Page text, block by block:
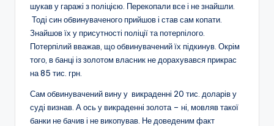
шукав у гаражі з поліцією. Перекопали все і не знайшли.
Тоді син обвинуваченого прийшов і став сам копати.
Знайшов їх у присутності поліції та потерпілого.
Потерпілий вважав, що обвинувачений їх підкинув. Окрім
того, в банці із золотом власник не дорахувався прикрас
на 85 тис. грн.
Сам обвинувачений вину у викраденні 20 тис. доларів у
суді визнав. А ось у викраденні золота – ні, мовляв такої
банки не бачив і не викопував. Не доведеним факт